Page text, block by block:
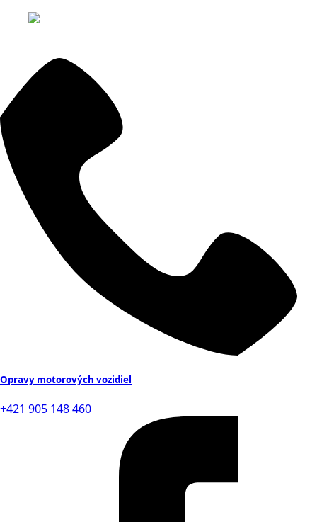
Opravy motorových vozidiel
+421 905 148 460